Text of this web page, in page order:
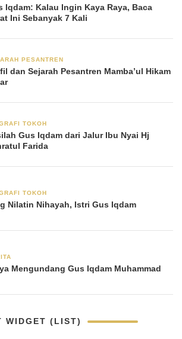
Iqdam: Kalau Ingin Kaya Raya, Baca
Ini Sebanyak 7 Kali
PESANTREN
dan Sejarah Pesantren Mamba’ul Hikam
TOKOH
Gus Iqdam dari Jalur Ibu Nyai Hj
Farida
TOKOH
Nilatin Nihayah, Istri Gus Iqdam
Mengundang Gus Iqdam Muhammad
WIDGET (LIST)